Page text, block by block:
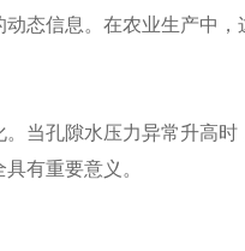
态信息。在农业生产中，
孔隙水压力异常升高时
有重要意义。